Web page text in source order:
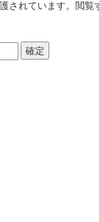
されています。閲